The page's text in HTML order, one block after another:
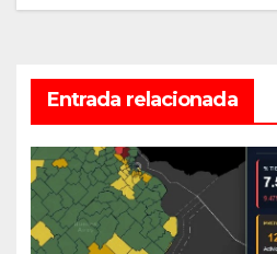
Entrada relacionada